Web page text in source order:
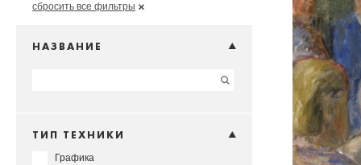
сбросить все фильтры
НАЗВАНИЕ
ТИП ТЕХНИКИ
Графика